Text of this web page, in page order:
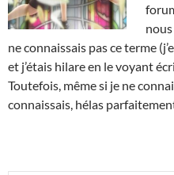
ne connaissais pas ce terme
et j’étais hilare en le voyant
Toutefois, même si je ne
connaissais, hélas